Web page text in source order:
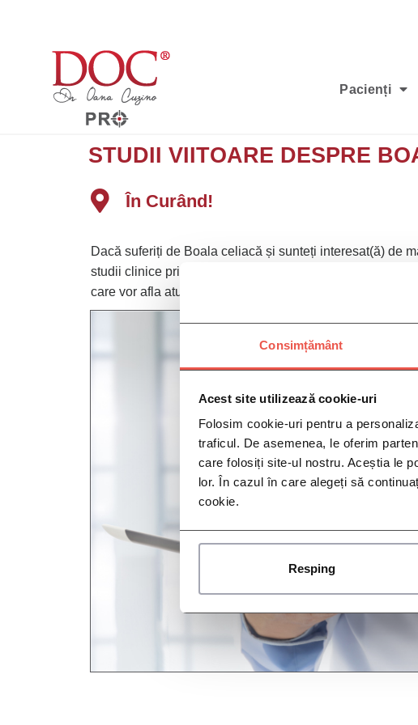
Consimțământ
Acest site utilizează cookie-uri
Folosim cookie-uri pentru a
traficul. De asemenea, le oferim
care folosiți site-ul nostru. Aceștia le
lor. În cazul în care alegeți să
cookie.
Resping
Pacienți
STUDII VIITOARE DESPRE
În Curând!
Dacă suferiți de Boala celiacă și sunteți interesat(ă) de
studii clinice privind Boala celiacă, vă rugăm să
care vor afla atunci când astfel de studii devin disponibile